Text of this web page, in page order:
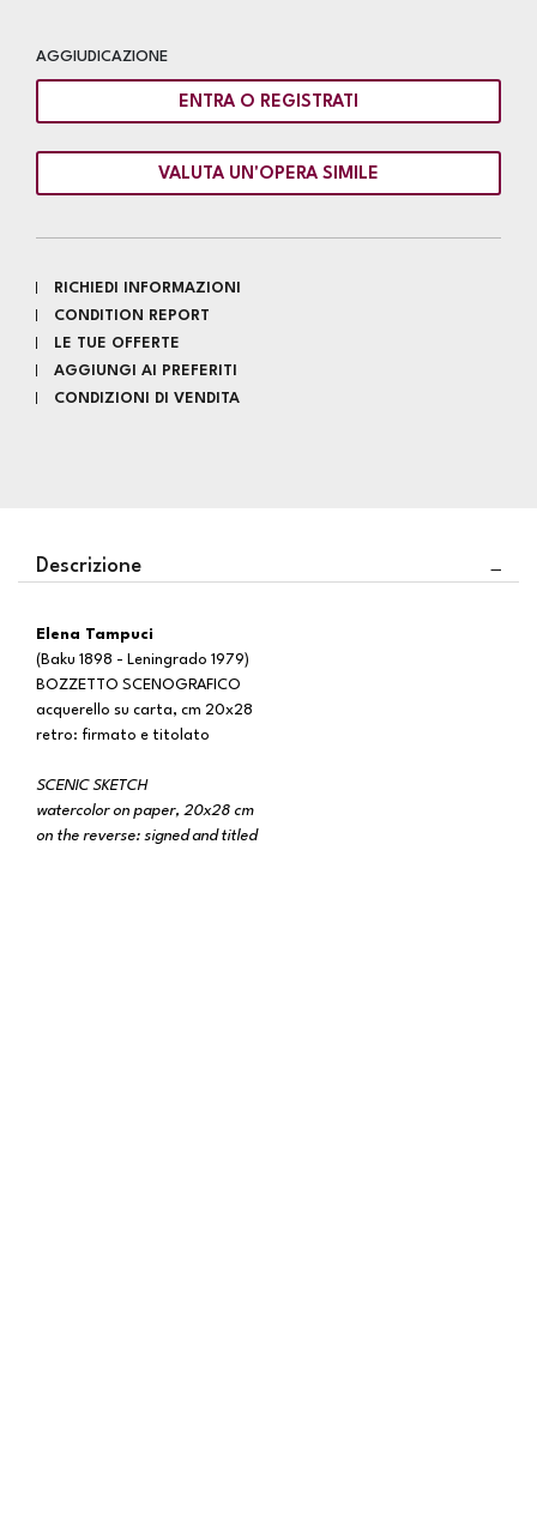
AGGIUDICAZIONE
ENTRA O REGISTRATI
VALUTA UN'OPERA SIMILE
RICHIEDI INFORMAZIONI
CONDITION REPORT
LE TUE OFFERTE
AGGIUNGI AI PREFERITI
CONDIZIONI DI VENDITA
Descrizione
Elena Tampuci
(Baku 1898 - Leningrado 1979)
BOZZETTO SCENOGRAFICO
acquerello su carta, cm 20x28
retro: firmato e titolato
SCENIC SKETCH
watercolor on paper, 20x28 cm
on the reverse: signed and titled